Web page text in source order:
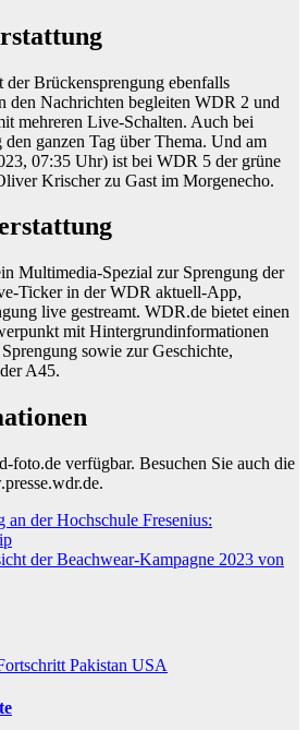
Brückensprengung ebenfalls
den Nachrichten begleiten WDR 2 und
mehreren Live-Schalten. Auch bei
ganzen Tag über Thema. Und am
07:35 Uhr) ist bei WDR 5 der grüne
Krischer zu Gast im Morgenecho.
Multimedia-Spezial zur Sprengung der
Ticker in der WDR aktuell-App,
live gestreamt. WDR.de bietet einen
mit Hintergrundinformationen
sowie zur Geschichte,
A45.
foto.de verfügbar. Besuchen Sie auch die
an der Hochschule Fresenius:
der Beachwear-Kampagne 2023 von
Pakistan USA